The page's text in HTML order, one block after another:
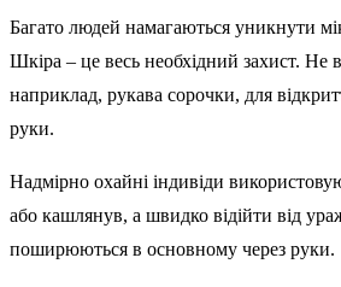
Багато людей намагаються уникнути
Шкіра – це весь необхідний захист. Не
наприклад, рукава сорочки, для
руки.
Надмірно охайні індивіди
або кашлянув, а швидко відійти від
поширюються в основному через руки.